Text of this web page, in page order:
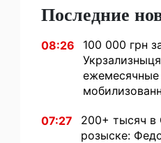
Последние
08:26
100 000 грн
07:27
200+ тысяч
розыске: